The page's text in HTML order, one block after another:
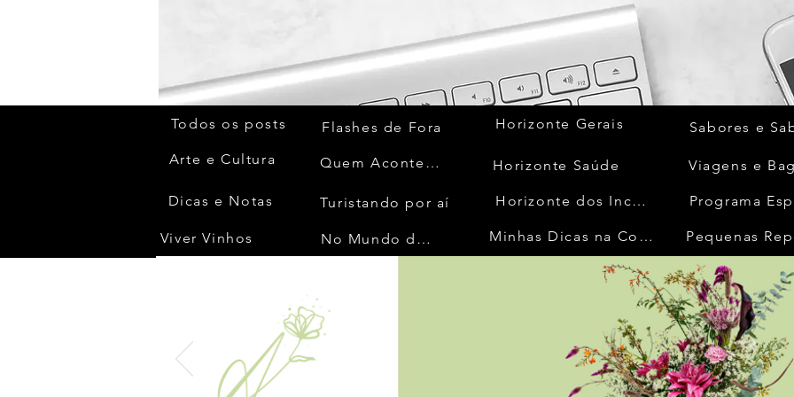
Todos os posts
Arte e Cultura
Dicas e Notas
Viver Vinhos
Flashes de Fora
Quem Acontece
Turistando por aí
No Mundo da Moda
Horizonte Gerais
Horizonte Saúde
Horizonte dos Inconfidentes
Minhas Dicas na Cozinha
Sabores e
Viagens e
Programa
Pequenas